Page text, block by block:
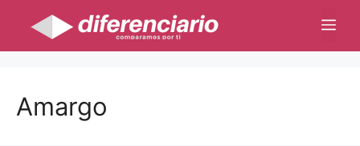
contenido
Amargo